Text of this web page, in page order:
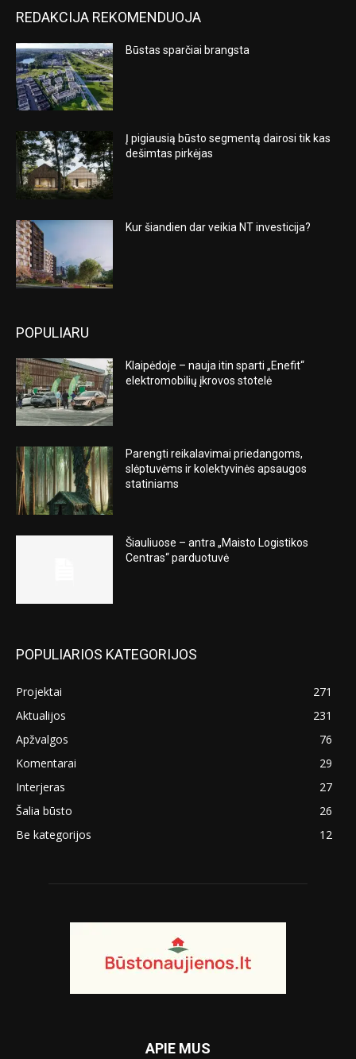
REDAKCIJA REKOMENDUOJA
Būstas sparčiai brangsta
Į pigiausią būsto segmentą dairosi tik kas
dešimtas pirkėjas
Kur šiandien dar veikia NT investicija?
POPULIARU
Klaipėdoje – nauja itin sparti „Enefit“
elektromobilių įkrovos stotelė
Parengti reikalavimai priedangoms,
slėptuvėms ir kolektyvinės apsaugos
statiniams
Šiauliuose – antra „Maisto Logistikos
Centras“ parduotuvė
POPULIARIOS KATEGORIJOS
Projektai
271
Aktualijos
231
Apžvalgos
76
Komentarai
29
Interjeras
27
Šalia būsto
26
Be kategorijos
12
APIE MUS